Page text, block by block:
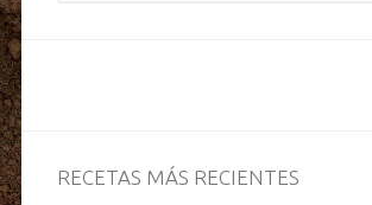
RECETAS MÁS RECIENTES